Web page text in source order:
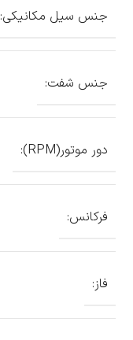
جنس سیل مکانیکی:
جنس شفت:
دور موتور(RPM):
فرکانس:
فاز: